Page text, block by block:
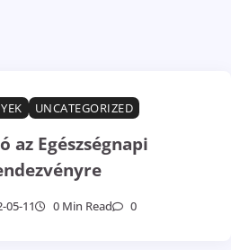
UNCATEGORIZED
az Egészségnapi
05-11 0 Min Read 0